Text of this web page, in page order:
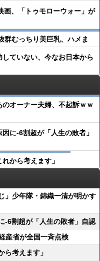
、「トゥモローウォー」が
群むっちり美巨乳、ハメま
ていない、今なお日本から
オーナー夫婦、不起訴ｗｗ
に-6割超が「人生の敗者」
から考えます」
」少年隊・錦織一清が明かす
-6割超が「人生の敗者」自認
産省が全国一斉点検
考えます」